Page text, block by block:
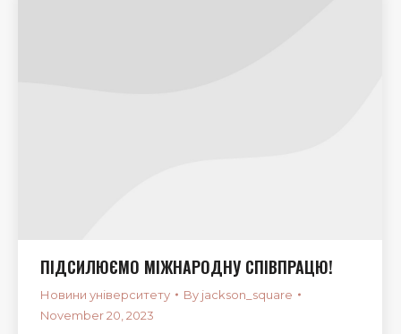
ПІДСИЛЮЄМО МІЖНАРОДНУ СПІВПРАЦЮ!
Новини університету By jackson_square
November 20, 2023